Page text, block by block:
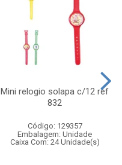
Mini relogio solapa c/12 ref
832
Código: 129357
Embalagem: Unidade
Caixa Com: 24 Unidade(s)